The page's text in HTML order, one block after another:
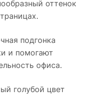
оттенок
подгонка
и помогают
офиса.
голубой цвет